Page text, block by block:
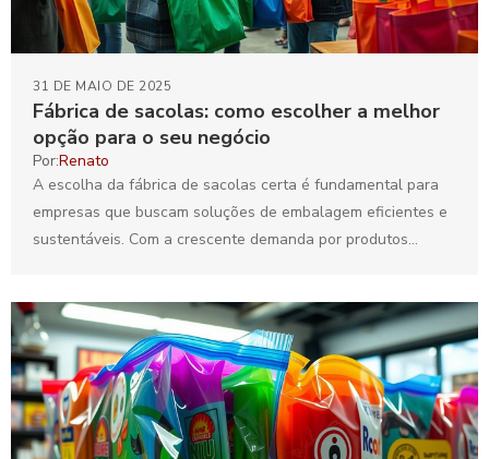
Fábrica de sacolas: como escolher a melhor
opção para o seu negócio
31 DE MAIO DE 2025
Por:Renato
A escolha da fábrica de sacolas certa é fundamental para
empresas que buscam soluções de embalagem eficientes e
sustentáveis. Com a crescente demanda por produtos...